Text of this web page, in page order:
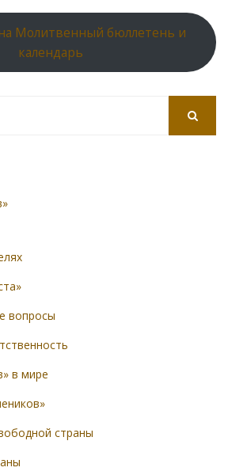
Молитвенный бюллетень и
календарь
вопросы
в мире
страны